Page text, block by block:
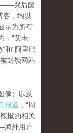
——哭后藤
客，均以
示为所有
：“艾未
和“阿里巴
封锁网站
像）以及
报道 ，“周
椒的相关
海外用户